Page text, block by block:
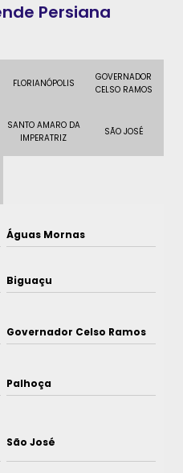
Persiana
FLORIANÓPOLIS
GOVERNADOR
CELSO RAMOS
SANTO AMARO DA
IMPERATRIZ
SÃO JOSÉ
Águas Mornas
Biguaçu
Governador Celso Ramos
Palhoça
São José